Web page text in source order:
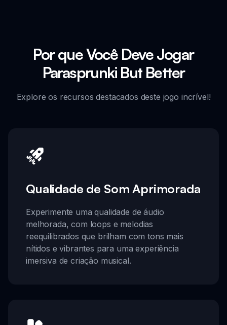
Por que Você Deve Jogar
Parasprunki But Better
Explore os recursos destacados deste jogo incrível!
Qualidade de Som Aprimorada
Experimente uma qualidade de áudio
melhorada, com loops e melodias
reequilibrados que brilham com tons mais
nítidos e vibrantes para uma experiência
imersiva de criação musical.